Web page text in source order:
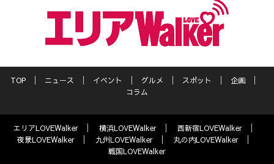
TOP ニュース イベント グルメ スポット
企画
コラム
エリアLOVEWalker 横浜LOVEWalker
西新宿LOVEWalker
夜景LOVEWalker
九州LOVEWalker
丸の内LOVEWalker
戦国LOVEWalker